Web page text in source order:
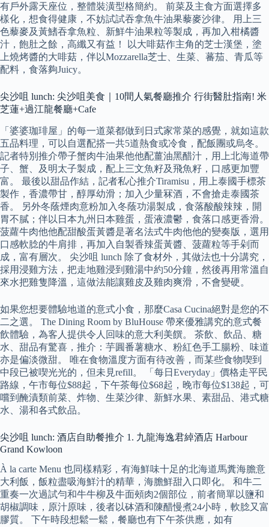
有戶外露天座位，整體裝潢型格簡約。 前菜及主食方面選擇多
樣化，想食得健康，不妨試試吞拿魚牛油果藜麥沙律。 用上三
色藜麥及黃鰭吞拿魚粒、新鮮牛油果粒等製成，再加入柑橘醬
汁，飽肚之餘，高纖又有益！ 以大啡菇作主角的芝士漢堡，塗
上燒烤醬的大啡菇，伴以Mozzarella芝士、生菜、蕃茄、青瓜等
配料，食落夠Juicy。
尖沙咀 lunch: 尖沙咀美食｜10間人氣餐廳推介 行街醫肚指南! 米
芝蓮+過江龍餐廳+Cafe
「婆婆珈琲屋」的每一道菜都做到日式家常菜的感覺，就如這款
五品料理，可以自選配搭一共5道熱食或冷食，配飯團或烏冬。
記者特別推介帶子蟹肉牛油果他他配薑油黑醋汁，用上北海道帶
子、蟹、及明太子製成，配上三文魚籽及飛魚籽，口感更加豐
富。 最後以甜品作結，記者私心推介Tiramisu，用上泰國手標茶
製作，香濃帶甘，醇厚幼滑；加入少量冧酒，不會搶走泰國茶
香。 另外冬蔭煙肉意粉加入冬蔭功湯製成，食落酸酸辣辣，開
胃不膩；伴以日本九州日本雞蛋，蛋液濃鬱，食落口感更香滑。
菠蘿牛肉他他配甜酸蛋黃醬是著名法式牛肉他他的變奏版，選用
口感軟腍的牛肩排，再加入自製香辣蛋黃醬、菠蘿粒等手剁而
成，富有層次。 尖沙咀 lunch 除了食材外，其做法也十分講究，
採用浸雞方法，把走地雞浸到雞湯中約50分鐘，然後再用常溫自
來水把雞隻降溫，這做法能讓雞皮及雞肉爽滑，不會變硬。
如果您想要體驗地道的意式小食，那麼Casa Cucina絕對是您的不
二之選。 The Dining Room by BluHouse 帶來優雅講究的意式餐
飲體驗，為客人提供令人回味的意大利美饌。 茶飲、飲品、糖
水、甜品有驚喜，推介：芋圓番薯糖水、粉紅色手工腸粉、味道
亦是偏淡微甜。 唯在食物溫度方面有待改善，而某些食物喫到
中段已被喫光光的，但未見refill。 「每日Everyday」價格走平民
路線，午市每位$88起，下午茶每位$68起，晚市每位$138起，可
嚐到醃漬類前菜、炸物、生菜沙律、新鮮水果、素甜品、港式糖
水、湯和各式飲品。
尖沙咀 lunch: 酒店自助餐推介 1. 九龍海逸君綽酒店 Harbour
Grand Kowloon
À la carte Menu 也同樣精彩，有海鮮味十足的北海道馬糞海膽意
大利飯，飯粒盡吸海鮮汁的精華，海膽鮮甜入口即化。 和牛二
重奏一次過試勻和牛牛柳及牛面頰肉2個部位，前者簡單以鹽和
胡椒調味，原汁原味，後者以砵酒和陳醋慢煮24小時，軟腍又富
膠質。 下午時段想鬆一鬆，餐廳也有下午茶供應，如有